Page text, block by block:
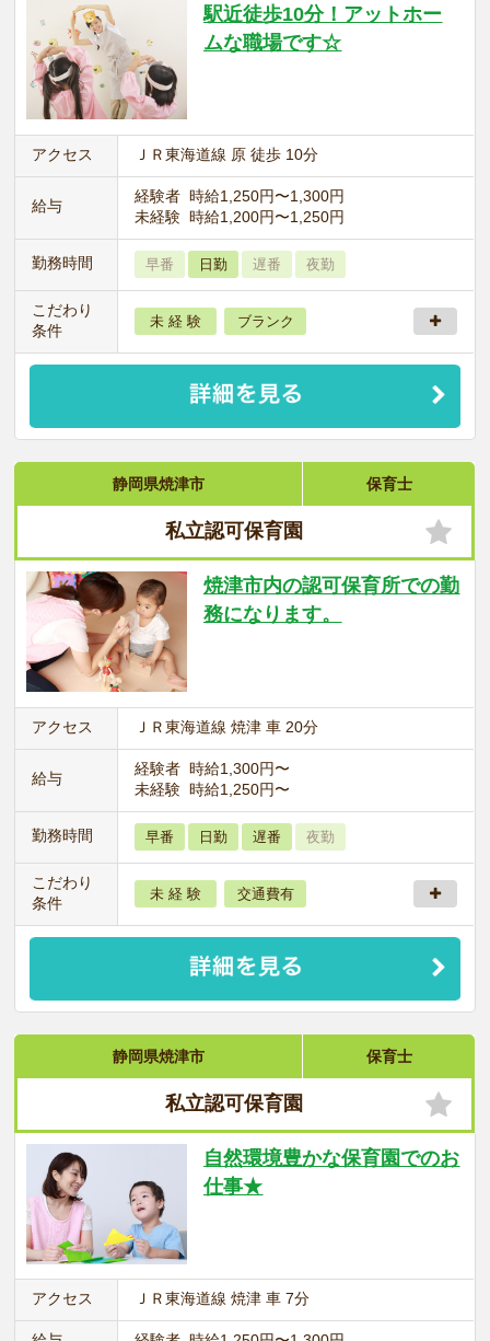
駅近徒歩10分！アットホー
ムな職場です☆
アクセス ＪＲ東海道線 原 徒歩 10分
給与
経験者 時給1,250円〜1,300円
未経験 時給1,200円〜1,250円
勤務時間 早番 日勤 遅番 夜勤
こだわり
条件
未 経 験 ブランク
静岡県焼津市 保育士
私立認可保育園
焼津市内の認可保育所での勤
務になります。
アクセス ＪＲ東海道線 焼津 車 20分
給与
経験者 時給1,300円〜
未経験 時給1,250円〜
勤務時間 早番 日勤 遅番 夜勤
こだわり
条件
未 経 験 交通費有
静岡県焼津市 保育士
私立認可保育園
自然環境豊かな保育園でのお
仕事★
アクセス ＪＲ東海道線 焼津 車 7分